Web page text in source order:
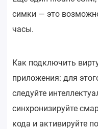
симки — это
часы.
Как подключить
приложения: для
следуйте
синхронизируйте
кода и активируйте